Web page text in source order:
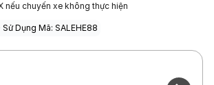
nếu chuyến xe không thực hiện
Sử Dụng Mã: SALEHE88